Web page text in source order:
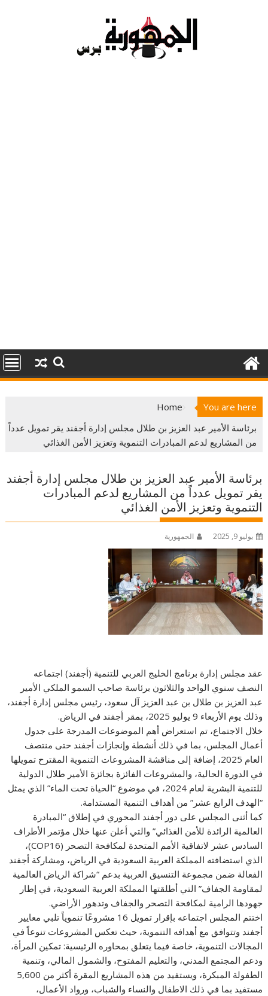
You are here
Home
برئاسة الأمير عبد العزيز بن طلال مجلس إدارة أجفند يقر تمويل عدداً
من المشاريع لدعم المبادرات التنموية وتعزيز الأمن الغذائي
برئاسة الأمير عبد العزيز بن طلال مجلس إدارة أجفند
يقر تمويل عدداً من المشاريع لدعم المبادرات
التنموية وتعزيز الأمن الغذائي
يوليو 9, 2025 الجمهورية
عقد مجلس إدارة برنامج الخليج العربي للتنمية (أجفند) اجتماعه
النصف سنوي الواحد والثلاثون برئاسة صاحب السمو الملكي الأمير
عبد العزيز بن طلال بن عبد العزيز آل سعود، رئيس مجلس إدارة أجفند،
وذلك يوم الأربعاء 9 يوليو 2025، بمقر أجفند في الرياض.
خلال الاجتماع، تم استعراض أهم الموضوعات المدرجة على جدول
أعمال المجلس، بما في ذلك أنشطة وإنجازات أجفند حتى منتصف
العام 2025، إضافة إلى مناقشة المشروعات التنموية المقترح تمويلها
في الدورة الحالية، والمشروعات الفائزة بجائزة الأمير طلال الدولية
للتنمية البشرية لعام 2024، في موضوع “الحياة تحت الماء” الذي يمثل
“الهدف الرابع عشر” من أهداف التنمية المستدامة.
كما أثنى المجلس على دور أجفند المحوري في إطلاق “المبادرة
العالمية الرائدة للأمن الغذائي” والتي أعلن عنها خلال مؤتمر الأطراف
السادس عشر لاتفاقية الأمم المتحدة لمكافحة التصحر (COP16)،
الذي استضافته المملكة العربية السعودية في الرياض، ومشاركة أجفند
الفعالة ضمن مجموعة التنسيق العربية بدعم “شراكة الرياض العالمية
لمقاومة الجفاف” التي أطلقتها المملكة العربية السعودية، في إطار
جهودها الرامية لمكافحة التصحر والجفاف وتدهور الأراضي.
اختتم المجلس اجتماعه بإقرار تمويل 16 مشروعًا تنموياً تلبي معايير
أجفند وتتوافق مع أهدافه التنموية، حيث تعكس المشروعات تنوعاً في
المجالات التنموية، خاصة فيما يتعلق بمحاوره الرئيسية: تمكين المرأة،
ودعم المجتمع المدني، والتعليم المفتوح، والشمول المالي، وتنمية
الطفولة المبكرة، ويستفيد من هذه المشاريع المقرة أكثر من 5,600
مستفيد بما في ذلك الاطفال والنساء والشباب، ورواد الأعمال،